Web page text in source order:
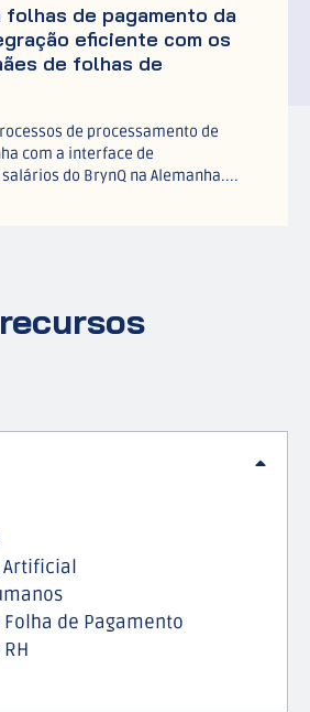
de pagamento da
eficiente com os
de folhas de
de processamento de
com a interface de
do BrynQ na Alemanha....
de Pagamento